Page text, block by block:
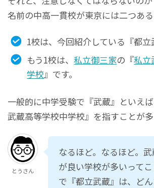
名前の中高一貫校が東京には二つある
1校は、今回紹介している『都立
もう1校は、私立御三家の『私立
学校』です。
一般的に中学受験で『武蔵』といえ
武蔵高等学校中学校』を指すことが多
とうさん
なるほど。なるほど。
が良い学校が多いって
で『都立武蔵』は、ど